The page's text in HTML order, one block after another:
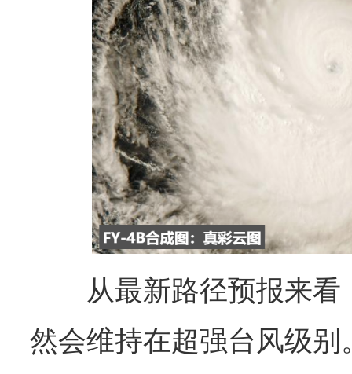
从最新路径预报来看
然会维持在超强台风级